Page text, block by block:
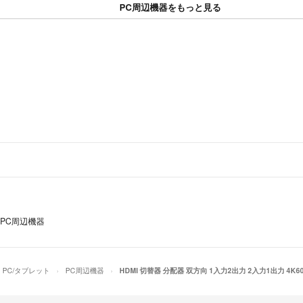
て見える場合が
きない場合もご
・発送前キャン
PC周辺機器をもっと見る
PC周辺機器
PC/タブレット PC周辺機器 HDMI 切替器 分配器 双方向 1入力2出力 2入力1出力